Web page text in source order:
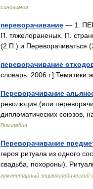
синонимов
переворачивание — 1.
П. тяжелораненых. П.
(2.П.) и
переворачивание
словарь. 2006 г.]
Переворачивание
революция (или
дипломатических союзов,
Википедия
Переворачивание
героя ритуала из одного
свадьба, похороны).
гуманитарный энциклопедический